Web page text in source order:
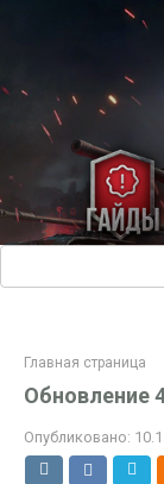
Главная страница
Обновление
Опубликовано: